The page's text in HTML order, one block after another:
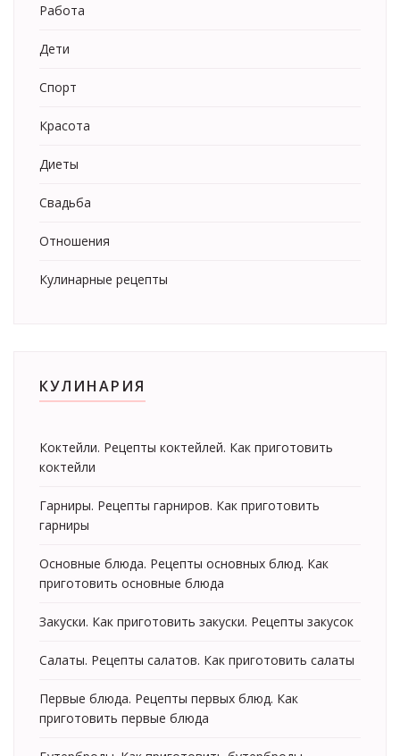
Работа
Дети
Спорт
Красота
Диеты
Свадьба
Отношения
Кулинарные рецепты
КУЛИНАРИЯ
Коктейли. Рецепты коктейлей. Как приготовить
коктейли
Гарниры. Рецепты гарниров. Как приготовить
гарниры
Основные блюда. Рецепты основных блюд. Как
приготовить основные блюда
Закуски. Как приготовить закуски. Рецепты закусок
Салаты. Рецепты салатов. Как приготовить салаты
Первые блюда. Рецепты первых блюд. Как
приготовить первые блюда